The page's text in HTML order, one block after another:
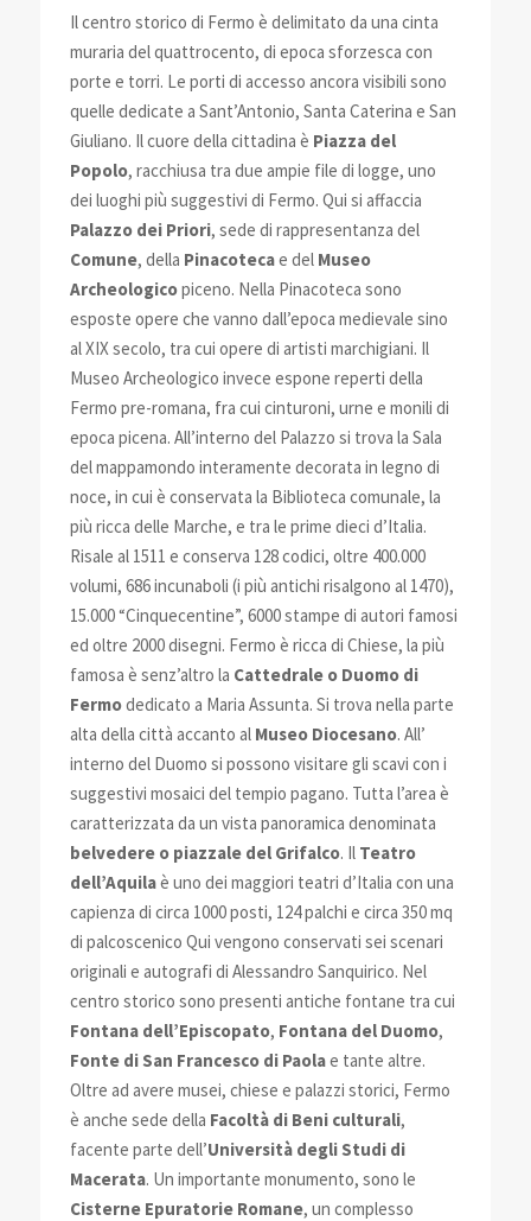
Il centro storico di Fermo è delimitato da una cinta
muraria del quattrocento, di epoca sforzesca con
porte e torri. Le porti di accesso ancora visibili sono
quelle dedicate a Sant’Antonio, Santa Caterina e San
Giuliano. Il cuore della cittadina è Piazza del
Popolo, racchiusa tra due ampie file di logge, uno
dei luoghi più suggestivi di Fermo. Qui si affaccia
Palazzo dei Priori, sede di rappresentanza del
Comune, della Pinacotecae del Museo
Archeologicopiceno. Nella Pinacoteca sono
esposte opere che vanno dall’epoca medievale sino
al XIX secolo, tra cui opere di artisti marchigiani. Il
Museo Archeologico invece espone reperti della
Fermo pre-romana, fra cui cinturoni, urne e monili di
epoca picena. All’interno del Palazzo si trova la Sala
del mappamondo interamente decorata in legno di
noce, in cui è conservata la Biblioteca comunale, la
più ricca delle Marche, e tra le prime dieci d’Italia.
Risale al 1511 e conserva 128 codici, oltre 400.000
volumi, 686 incunaboli (i più antichi risalgono al 1470),
15.000 “Cinquecentine”, 6000 stampe di autori famosi
ed oltre 2000 disegni. Fermo è ricca di Chiese, la più
famosa è senz’altro la Cattedrale o Duomo di
Fermodedicato a Maria Assunta. Si trova nella parte
alta della città accanto al Museo Diocesano. All’
interno del Duomo si possono visitare gli scavi con i
suggestivi mosaici del tempio pagano. Tutta l’area è
caratterizzata da un vista panoramica denominata
belvedere o piazzale del Grifalco. Il Teatro
dell’Aquilaè uno dei maggiori teatri d’Italia con una
capienza di circa 1000 posti, 124 palchi e circa 350 mq
di palcoscenico Qui vengono conservati sei scenari
originali e autografi di Alessandro Sanquirico. Nel
centro storico sono presenti antiche fontane tra cui
Fontana dell’Episcopato, Fontana del Duomo,
Fonte di San Francesco di Paolae tante altre.
Oltre ad avere musei, chiese e palazzi storici, Fermo
è anche sede della Facoltà di Beni culturali,
facente parte dell’Università degli Studi di
Macerata. Un importante monumento, sono le
Cisterne Epuratorie Romane, un complesso